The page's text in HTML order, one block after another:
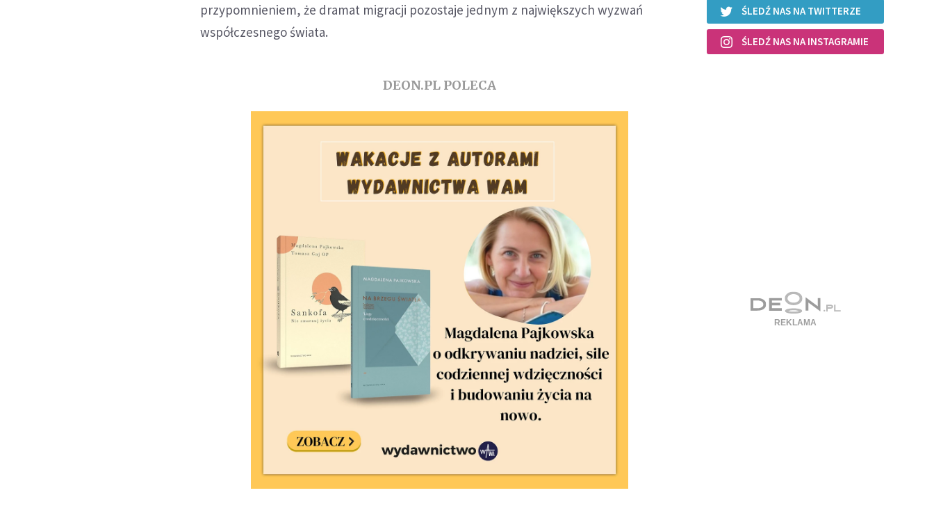
przypomnieniem, że dramat migracji pozostaje jednym z największych wyzwań
współczesnego świata.
DEON.PL POLECA
ŚLEDŹ NAS NA TWITTERZE
ŚLEDŹ NAS NA INSTAGRAMIE